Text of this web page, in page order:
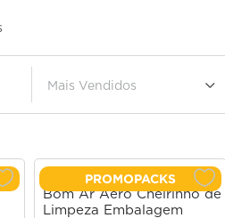
Mais Vendidos
PROMOPACKS
Bom Ar Aero Cheirinho de
Limpeza Embalagem